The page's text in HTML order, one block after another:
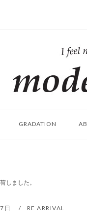
GRADATION
しました。
日 RE ARRIVAL